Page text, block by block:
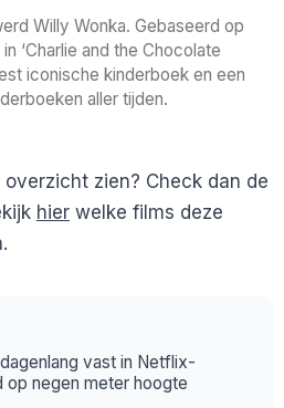
Willy Wonka. Gebaseerd op
‘Charlie and the Chocolate
iconische kinderboek en een
aller tijden.
zien? Check dan de
hier welke films deze
vast in Netflix-
op negen meter hoogte